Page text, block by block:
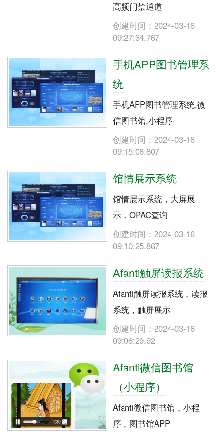
高频门禁通道
创建时间：2024-03-16
09:27:34.767
手机APP图书管理系
统
手机APP图书管理系统,微
信图书馆,小程序
创建时间：2024-03-16
09:15:06.807
馆情展示系统
馆情展示系统，大屏展
示，OPAC查询
创建时间：2024-03-16
09:10:25.867
Afanti触屏读报系统
Afanti触屏读报系统，读报
系统，触屏展示
创建时间：2024-03-16
09:06:29.92
Afanti微信图书馆
（小程序）
Afanti微信图书馆，小程
序，图书馆APP